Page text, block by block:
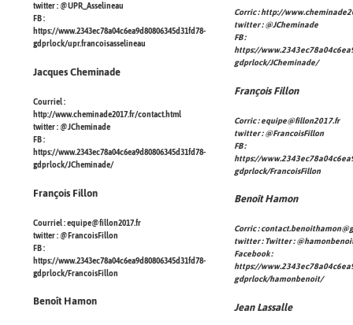
twitter : @UPR_Asselineau
FB :
https://www.2343ec78a04c6ea9d80806345d31fd78-
gdprlock/upr.francoisasselineau
Jacques Cheminade
Courriel :
http://www.cheminade2017.fr/contact.html
twitter : @JCheminade
FB :
https://www.2343ec78a04c6ea9d80806345d31fd78-
gdprlock/JCheminade/
François Fillon
Courriel :equipe@fillon2017.fr
twitter : @FrancoisFillon
FB :
https://www.2343ec78a04c6ea9d80806345d31fd78-
gdprlock/FrancoisFillon
Benoît Hamon
Corric :http://
twitter :@JCheminade
FB :
https://
gdprlock/JCheminade/
François Fillon
Corric :equipe@fillon2017.fr
twitter :@FrancoisFillon
FB :
https://
gdprlock/FrancoisFillon
Benoît Hamon
Corric :
twitter : Twitter :
Facebook :
https://
gdprlock/hamonbenoit/
Jean Lassalle